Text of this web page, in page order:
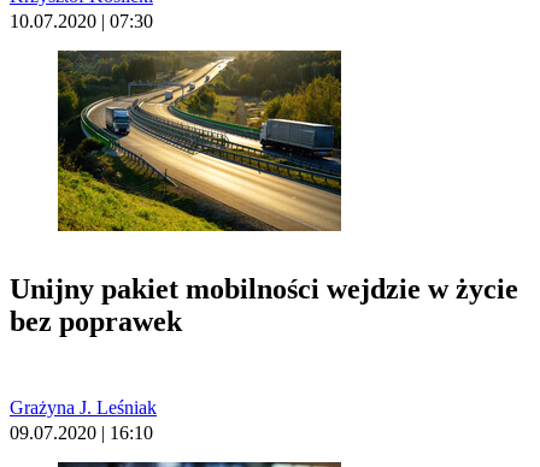
10.07.2020 | 07:30
Unijny pakiet mobilności wejdzie w życie
bez poprawek
Grażyna J. Leśniak
09.07.2020 | 16:10